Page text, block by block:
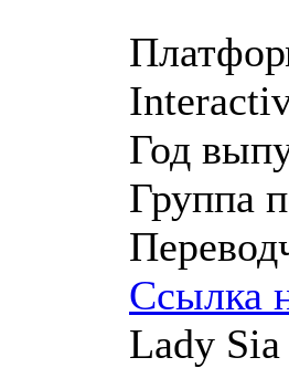
Год
Группа
Ссылка
Lady